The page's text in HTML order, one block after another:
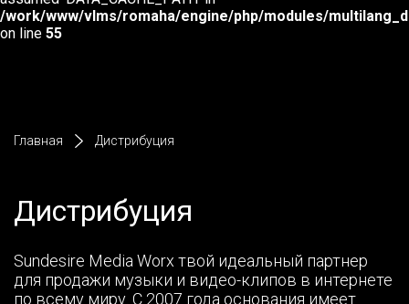
/work/www/vlms/romaha/engine/php/modules/
on line 55
Главная Дистрибуция
Дистрибуция
Sundesire Media Worx твой идеальный партнер
для продажи музыки и видео-клипов в интернете
по всему миру. С 2007 года основания имеет